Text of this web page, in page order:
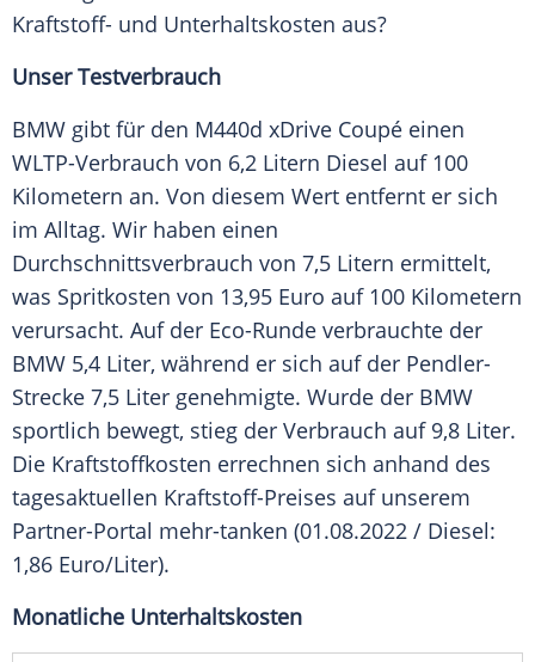
Kraftstoff- und Unterhaltskosten aus?
Unser Testverbrauch
BMW gibt für den M440d xDrive Coupé einen
WLTP-Verbrauch von 6,2 Litern Diesel auf 100
Kilometern an. Von diesem Wert entfernt er sich
im Alltag. Wir haben einen
Durchschnittsverbrauch von 7,5 Litern ermittelt,
was Spritkosten von 13,95 Euro auf 100 Kilometern
verursacht. Auf der Eco-Runde verbrauchte der
BMW 5,4 Liter, während er sich auf der Pendler-
Strecke 7,5 Liter genehmigte. Wurde der BMW
sportlich bewegt, stieg der Verbrauch auf 9,8 Liter.
Die Kraftstoffkosten errechnen sich anhand des
tagesaktuellen Kraftstoff-Preises auf unserem
Partner-Portal mehr-tanken (01.08.2022 / Diesel:
1,86 Euro/Liter).
Monatliche Unterhaltskosten